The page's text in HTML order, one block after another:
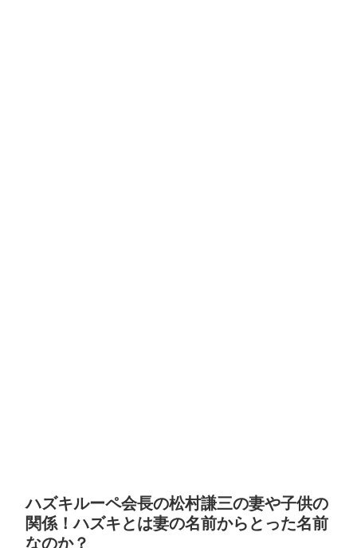
ハズキルーペ会長の松村謙三の妻や子供の
関係！ハズキとは妻の名前からとった名前
なのか？